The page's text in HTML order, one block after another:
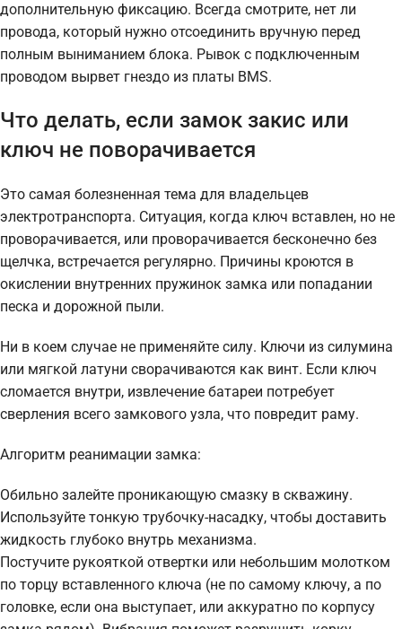
дополнительную фиксацию. Всегда смотрите, нет ли
провода, который нужно отсоединить вручную перед
полным выниманием блока. Рывок с подключенным
проводом вырвет гнездо из платы BMS.
Что делать, если замок закис или
ключ не поворачивается
Это самая болезненная тема для владельцев
электротранспорта. Ситуация, когда ключ вставлен, но не
проворачивается, или проворачивается бесконечно без
щелчка, встречается регулярно. Причины кроются в
окислении внутренних пружинок замка или попадании
песка и дорожной пыли.
Ни в коем случае не применяйте силу. Ключи из силумина
или мягкой латуни сворачиваются как винт. Если ключ
сломается внутри, извлечение батареи потребует
сверления всего замкового узла, что повредит раму.
Алгоритм реанимации замка:
Обильно залейте проникающую смазку в скважину.
Используйте тонкую трубочку-насадку, чтобы доставить
жидкость глубоко внутрь механизма.
Постучите рукояткой отвертки или небольшим молотком
по торцу вставленного ключа (не по самому ключу, а по
головке, если она выступает, или аккуратно по корпусу